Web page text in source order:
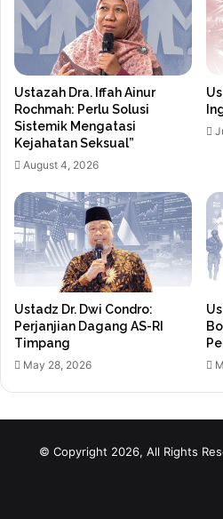
Ustazah Dra. Iffah Ainur
Rochmah: Perlu Solusi
Sistemik Mengatasi
Kejahatan Seksual”
August 4, 2026
Ustadz Dr. Dwi Condro:
Perjanjian Dagang AS-RI
Timpang
May 28, 2026
© Copyright 2026, All Rights